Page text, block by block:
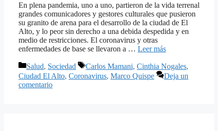
En plena pandemia, uno a uno, partieron de la vida terrenal
grandes comunicadores y gestores culturales que pusieron
su granito de arena para el desarrollo de la ciudad de El
Alto, y lo peor sin derecho a una debida despedida y en
medio de restricciones. El coronavirus y otras
enfermedades de base se llevaron a … Leer más
Categorías
Salud, Sociedad Etiquetas
Carlos Mamani, Cinthia Nogales,
Ciudad El Alto, Coronavirus, Marco Quispe
Deja un
comentario